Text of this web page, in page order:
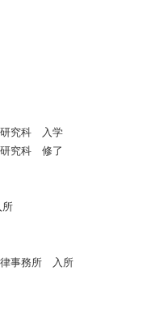
究科 入学
究科 修了
律事務所 入所